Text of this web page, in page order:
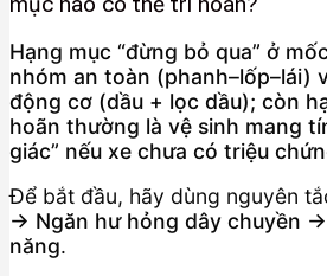
Hạng mục “đừng bỏ qua” ở
nhóm an toàn (phanh–lốp–lái)
động cơ (dầu + lọc dầu); còn
hoãn thường là vệ sinh mang
giác” nếu xe chưa có triệu
Để bắt đầu, hãy dùng nguyên
→ Ngăn hư hỏng dây chuyền
năng.